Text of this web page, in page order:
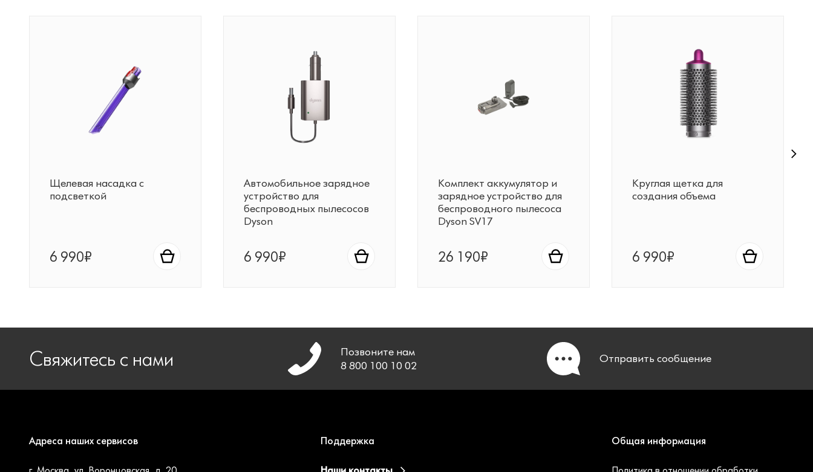
Щелевая насадка с
подсветкой
6 990₽
Автомобильное зарядное
устройство для
беспроводных пылесосов
Dyson
6 990₽
Комплект аккумулятор и
зарядное устройство для
беспроводного пылесоса
Dyson SV17
26 190₽
Круглая щетка для
создания объема
6 990₽
Свяжитесь с нами
Позвоните нам
8 800 100 10 02
Отправить сообщение
Адреса наших сервисов Поддержка Общая информация